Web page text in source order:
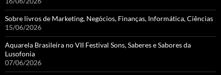
Sobre livros de Marketing, Negócios, Finanças, Informática, Ciências
15/06/2026
Aquarela Brasileira no VII Festival Sons, Saberes e Sabores da
Lusofonia
07/06/2026